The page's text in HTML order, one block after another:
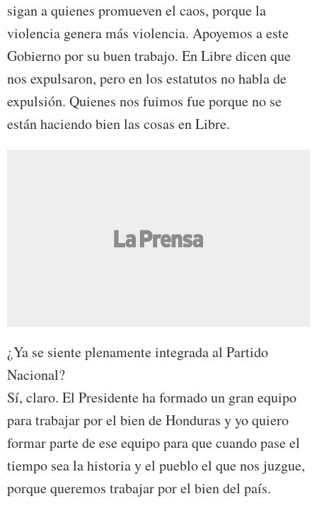
sigan a quienes promueven el caos, porque la
violencia genera más violencia. Apoyemos a este
Gobierno por su buen trabajo. En Libre dicen que
nos expulsaron, pero en los estatutos no habla de
expulsión. Quienes nos fuimos fue porque no se
están haciendo bien las cosas en Libre.
¿Ya se siente plenamente integrada al Partido
Nacional?
Sí, claro. El Presidente ha formado un gran equipo
para trabajar por el bien de Honduras y yo quiero
formar parte de ese equipo para que cuando pase el
tiempo sea la historia y el pueblo el que nos juzgue,
porque queremos trabajar por el bien del país.